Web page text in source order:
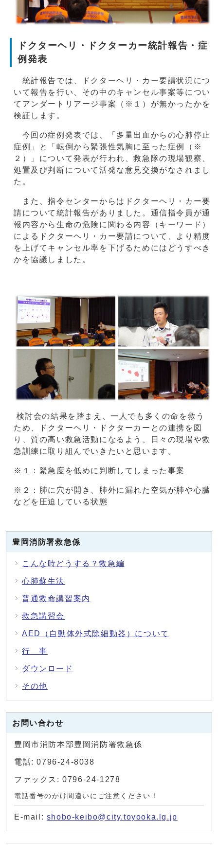
ドクターヘリ・ドクターカー統計報告・症
例発表
統計報告では、ドクターヘリ・カー要請状況につ
いて報告を行い、その中のキャンセル事案等につい
てアンダートリアージ事案（※１）が無かったかを
検証します。
今回の症例発表では、「多量出血からの心肺停止
症例」と「転倒から緊張性気胸に至った症例（※
２）」について発表が行われ、救急隊の現場観察、
処置及び判断について活発な意見交換がなされまし
た。
また、指令センターからはドクターヘリ・カー要
請について統計報告がありました。通信指令員が通
報内容から生命の危険に関わる内容（キーワード）
によるドクターヘリ・カー要請について、より精度
を上げてキャンセル率を下げるためにはどうすべき
かを協議しました。
検討会の結果を踏まえ、一人でも多くの命を救う
ため、ドクターヘリ・ドクターカーとの連携を図
り、質の高い救急活動になるよう、日々の現場や救
急訓練に取り組んでいきたいと思います。
※１：緊急度を低めに判断してしまった事案
※２：肺に穴が開き、肺外に漏れた空気が肺や心臓
などを圧迫している状態
豊岡消防署救急係
こんな時どうする？救急編
心肺蘇生法
普通救命講習案内
救急講習会
AED（自動体外式除細動器）について
行 事
ダウンロード
その他
お問い合わせ
豊岡市消防本部豊岡消防署救急係
電話: 0796-24-8038
ファックス: 0796-24-1278
電話番号のかけ間違いにご注意ください！
E-mail: shobo-keibo@city.toyooka.lg.jp